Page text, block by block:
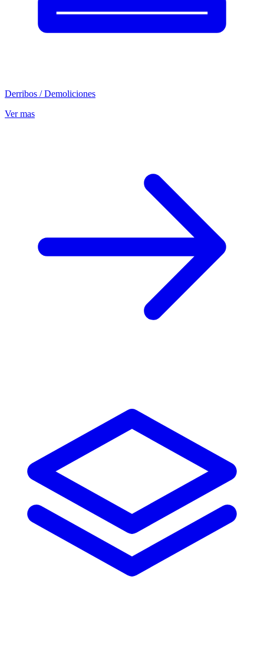
Derribos / Demoliciones
Ver mas